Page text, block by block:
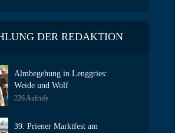
DER REDAKTION
Almbegehung in Lenggries:
Weide und Wolf
226 Aufrufe
39. Priener Marktfest am